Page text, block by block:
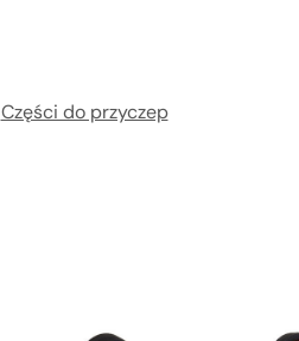
Części do przyczep